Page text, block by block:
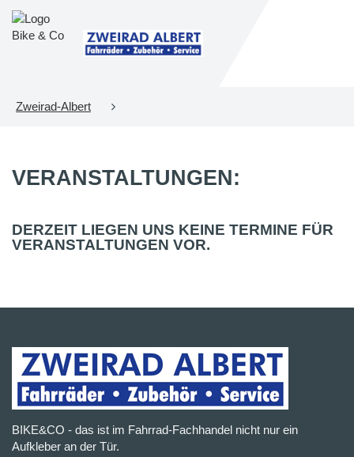
Zweirad-Albert
VERANSTALTUNGEN:
DERZEIT LIEGEN UNS KEINE TERMINE FÜR
VERANSTALTUNGEN VOR.
BIKE&CO - das ist im Fahrrad-Fachhandel nicht nur ein
Aufkleber an der Tür.